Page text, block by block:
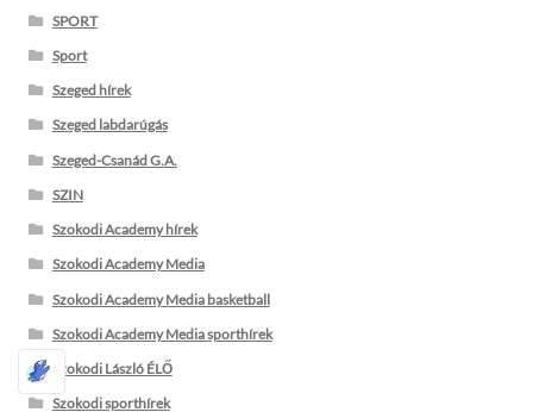
SPORT
Sport
Szeged hírek
Szeged labdarúgás
Szeged-Csanád G.A.
SZIN
Szokodi Academy hírek
Szokodi Academy Media
Szokodi Academy Media basketball
Szokodi Academy Media sporthírek
Szokodi László ÉLŐ
Szokodi sporthírek